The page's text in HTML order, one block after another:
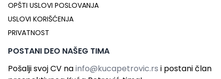
OPŠTI USLOVI POSLOVANJA
USLOVI KORIŠĆENJA
PRIVATNOST
POSTANI DEO NAŠEG TIMA
Pošalji svoj CV nainfo@kucapetrovic.rs i postani član